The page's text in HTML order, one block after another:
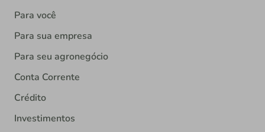
Para você
Para sua empresa
Para seu agronegócio
Conta Corrente
Crédito
Investimentos